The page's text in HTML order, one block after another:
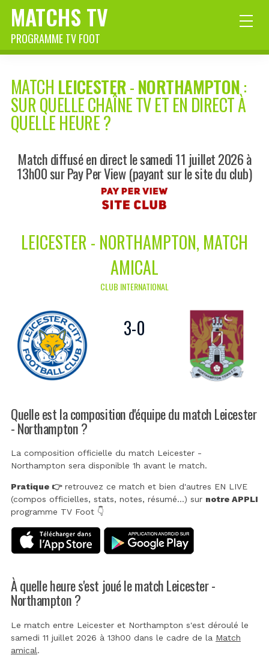
MATCHS TV
PROGRAMME TV FOOT
MATCH LEICESTER-NORTHAMPTON:
SUR QUELLE CHAÎNE TV ET EN DIRECT À
QUELLE HEURE ?
Match diffusé en direct le samedi 11 juillet 2026 à
13h00 sur Pay Per View (payant sur le site du club)
LEICESTER - NORTHAMPTON, MATCH
AMICAL
CLUB INTERNATIONAL
3-0
Quelle est la composition d'équipe du match Leicester
- Northampton ?
La composition officielle du match Leicester -
Northampton sera disponible 1h avant le match.
Pratique 👉retrouvez ce match et bien d'autres EN LIVE
(compos officielles, stats, notes, résumé...) sur notre APPLI
programme TV Foot 👇
À quelle heure s'est joué le match Leicester -
Northampton ?
Le match entre Leicester et Northampton s'est déroulé le
samedi 11 juillet 2026 à 13h00 dans le cadre de la Match
amical.